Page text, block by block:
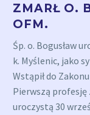
ZMARŁ O.
OFM.
Śp. o. Bogusław
k. Myślenic, jako
Wstąpił do
Pierwszą profesję
uroczystą 30